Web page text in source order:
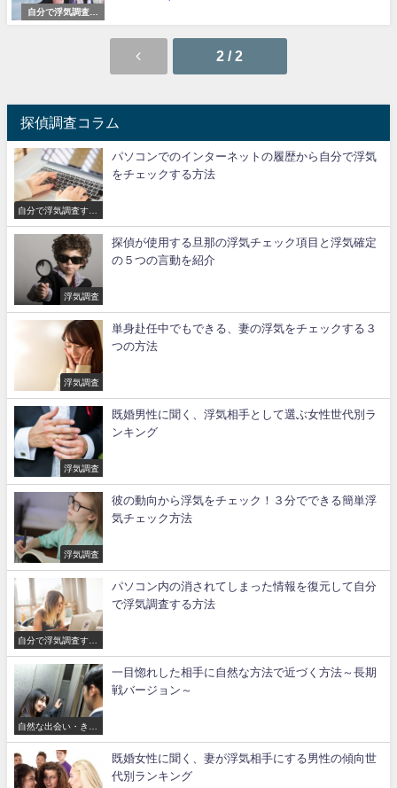
自分で浮気調査す
る方法
2 / 2
探偵調査コラム
自分で浮気調査する
パソコンでのインターネットの履歴から自分で浮気
をチェックする方法
浮気調査
探偵が使用する旦那の浮気チェック項目と浮気確定
の５つの言動を紹介
浮気調査
単身赴任中でもできる、妻の浮気をチェックする３
つの方法
浮気調査
既婚男性に聞く、浮気相手として選ぶ女性世代別ラ
ンキング
浮気調査
彼の動向から浮気をチェック！３分でできる簡単浮
気チェック方法
自分で浮気調査する
パソコン内の消されてしまった情報を復元して自分
で浮気調査する方法
自然な出会い・きっ
一目惚れした相手に自然な方法で近づく方法～長期
戦バージョン～
既婚女性に聞く、妻が浮気相手にする男性の傾向世
代別ランキング